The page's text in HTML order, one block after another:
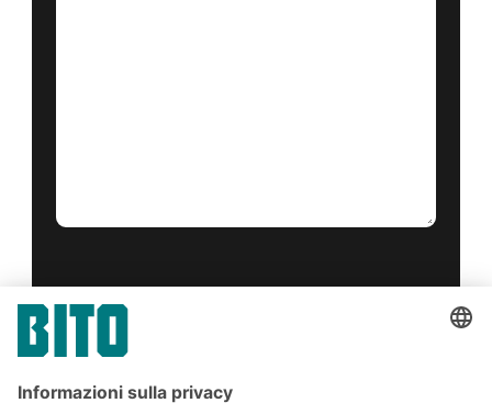
Sì, ho letto e accetto il